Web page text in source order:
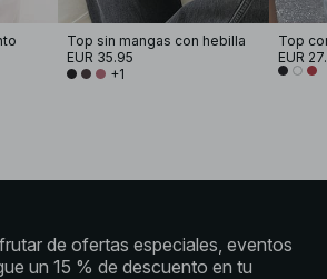
Top sin mangas con hebilla
EUR 35.95
+1
Top
EUR
de ofertas especiales, eventos
un 15 % de descuento en tu